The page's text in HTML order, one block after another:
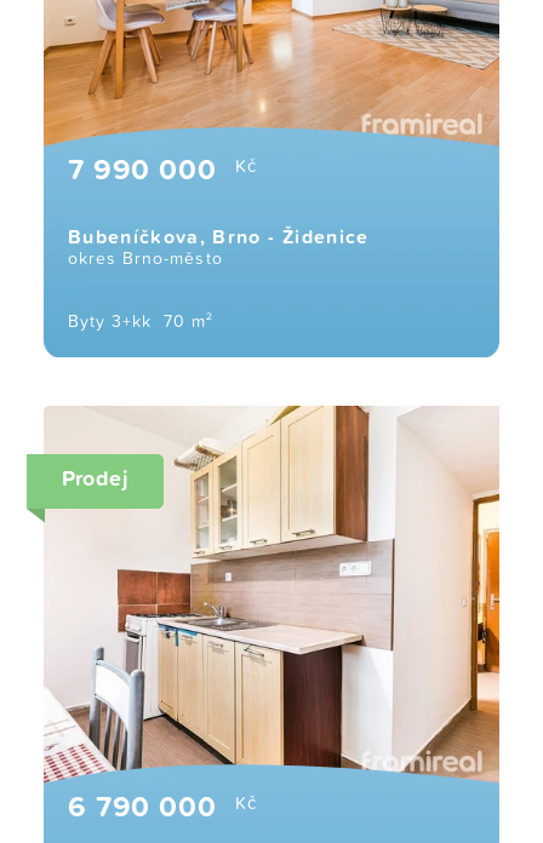
7 990 000 Kč
Bubeníčkova, Brno - Židenice
okres Brno-město
Byty 3+kk 70 m²
6 790 000 Kč
Prodej